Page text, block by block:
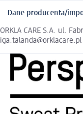
Dane producenta/
ORKLA CARE S.A. ul.
iga.talanda@orklacare.pl